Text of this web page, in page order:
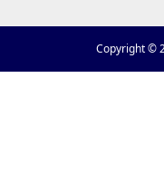
Copyright ©